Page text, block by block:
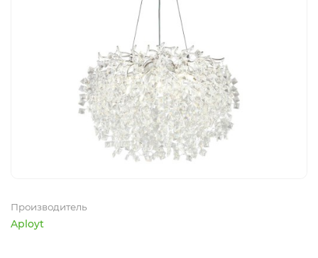
Производитель
Aployt